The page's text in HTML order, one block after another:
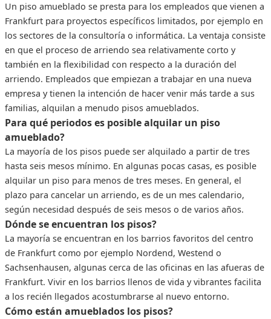
Un piso amueblado se presta para los empleados que vienen a
Frankfurt para proyectos específicos limitados, por ejemplo en
los sectores de la consultoría o informática. La ventaja consiste
en que el proceso de arriendo sea relativamente corto y
también en la flexibilidad con respecto a la duración del
arriendo. Empleados que empiezan a trabajar en una nueva
empresa y tienen la intención de hacer venir más tarde a sus
familias, alquilan a menudo pisos amueblados.
Para qué periodos es posible alquilar un piso
amueblado?
La mayoría de los pisos puede ser alquilado a partir de tres
hasta seis mesos mínimo. En algunas pocas casas, es posible
alquilar un piso para menos de tres meses. En general, el
plazo para cancelar un arriendo, es de un mes calendario,
según necesidad después de seis mesos o de varios años.
Dónde se encuentran los pisos?
La mayoría se encuentran en los barrios favoritos del centro
de Frankfurt como por ejemplo Nordend, Westend o
Sachsenhausen, algunas cerca de las oficinas en las afueras de
Frankfurt. Vivir en los barrios llenos de vida y vibrantes facilita
a los recién llegados acostumbrarse al nuevo entorno.
Cómo están amueblados los pisos?